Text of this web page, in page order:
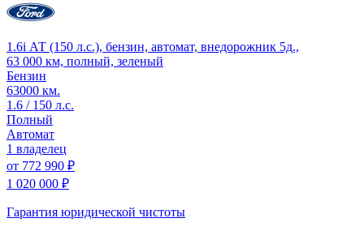
1.6i АТ (150 л.с.), бензин, автомат, внедорожник 5д.,
63 000 км, полный, зеленый
Бензин
63000 км.
1.6 / 150 л.с.
Полный
Автомат
1 владелец
от 772 990 ₽
1 020 000 ₽
Гарантия юридической чистоты